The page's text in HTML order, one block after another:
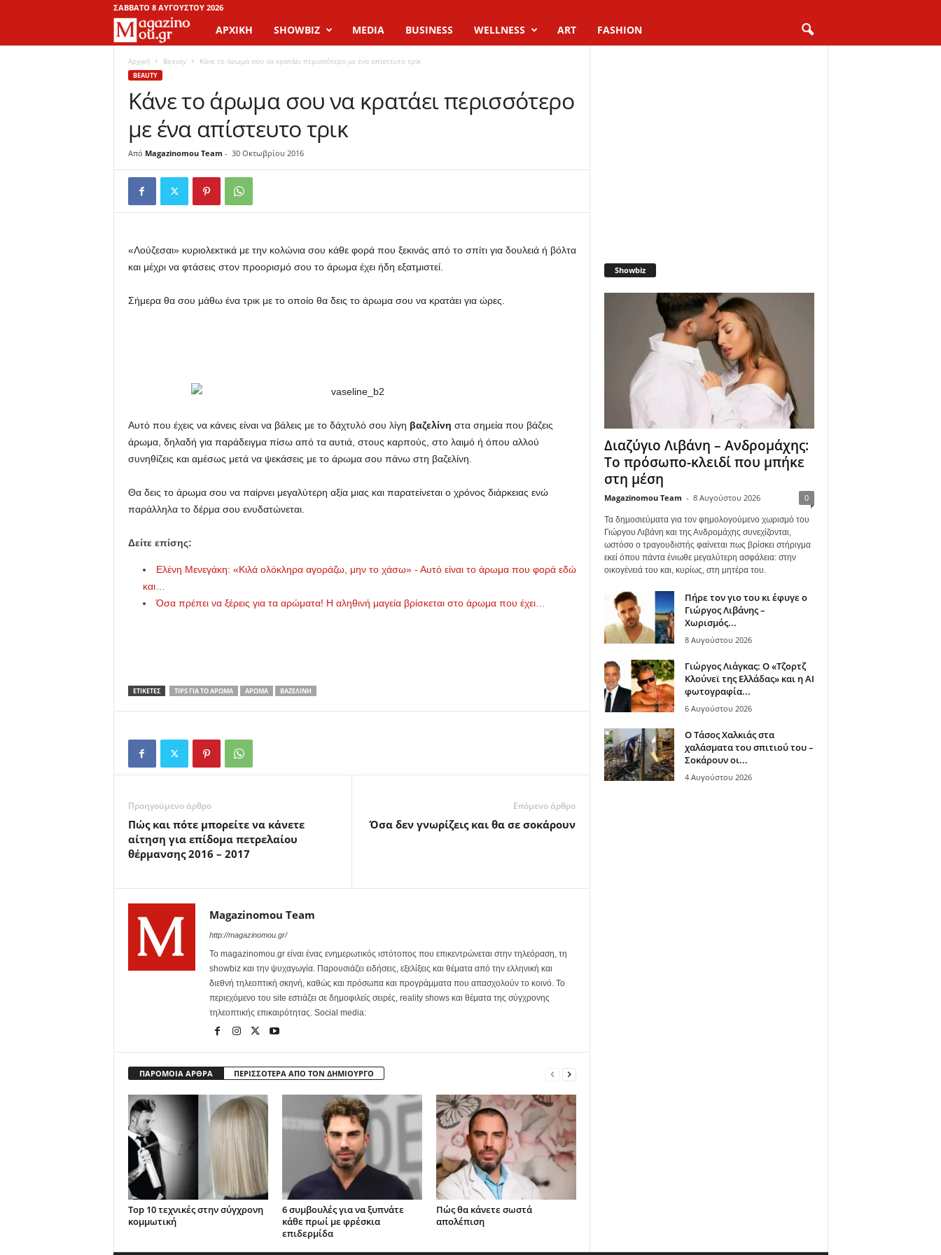
ΣΆΒΒΑΤΟ 8 ΑΥΓΟΎΣΤΟΥ 2026
a
z
n
o
o
ΑΡΧΙΚΉ SHOWBIZ MEDIA BUSINESS WELLNESS ART FASHION
Αρχική Beauty Κάνε το άρωμα σου να κρατάει περισσότερο με ένα απίστευτο τρικ
BEAUTY
Κάνε το άρωμα σου να κρατάει περισσότερο
με ένα απίστευτο τρικ
Από Magazinomou Team - 30 Οκτωβρίου 2016
«Λούζεσαι» κυριολεκτικά με την κολώνια σου κάθε φορά που ξεκινάς από το σπίτι για δουλειά ή βόλτα
και μέχρι να φτάσεις στον προορισμό σου το άρωμα έχει ήδη εξατμιστεί.
Σήμερα θα σου μάθω ένα τρικ με το οποίο θα δεις το άρωμα σου να κρατάει για ώρες.
Αυτό που έχεις να κάνεις είναι να βάλεις με το δάχτυλό σου λίγη βαζελίνη στα σημεία που βάζεις
άρωμα, δηλαδή για παράδειγμα πίσω από τα αυτιά, στους καρπούς, στο λαιμό ή όπου αλλού
συνηθίζεις και αμέσως μετά να ψεκάσεις με το άρωμα σου πάνω στη βαζελίνη.
Θα δεις το άρωμα σου να παίρνει μεγαλύτερη αξία μιας και παρατείνεται ο χρόνος διάρκειας ενώ
παράλληλα το δέρμα σου ενυδατώνεται.
Δείτε επίσης:
Ελένη Μενεγάκη: «Κιλά ολόκληρα αγοράζω, μην το χάσω» - Αυτό είναι το άρωμα που φορά εδώ
και…
Όσα πρέπει να ξέρεις για τα αρώματα! Η αληθινή μαγεία βρίσκεται στο άρωμα που έχει…
ΕΤΙΚΕΤΕΣ TIPS ΓΙΑ ΤΟ ΆΡΩΜΑ ΆΡΩΜΑ ΒΑΖΕΛΊΝΗ
Προηγούμενο άρθρο
Πώς και πότε μπορείτε να κάνετε
αίτηση για επίδομα πετρελαίου
θέρμανσης 2016 – 2017
Επόμενο άρθρο
Όσα δεν γνωρίζεις και θα σε σοκάρουν
Magazinomou Team
http://magazinomou.gr/
Το magazinomou.gr είναι ένας ενημερωτικός ιστότοπος που επικεντρώνεται στην τηλεόραση, τη
showbiz και την ψυχαγωγία. Παρουσιάζει ειδήσεις, εξελίξεις και θέματα από την ελληνική και
διεθνή τηλεοπτική σκηνή, καθώς και πρόσωπα και προγράμματα που απασχολούν το κοινό. Το
περιεχόμενο του site εστιάζει σε δημοφιλείς σειρές, reality shows και θέματα της σύγχρονης
τηλεοπτικής επικαιρότητας. Social media:
ΠΑΡΟΜΟΙΑ ΑΡΘΡΑ ΠΕΡΙΣΣΟΤΕΡΑ ΑΠΟ ΤΟΝ ΔΗΜΙΟΥΡΓΟ
Top 10 τεχνικές στην σύγχρονη
κομμωτική
6 συμβουλές για να ξυπνάτε
κάθε πρωί με φρέσκια
επιδερμίδα
Πώς θα κάνετε σωστά
απολέπιση
Showbiz
Διαζύγιο Λιβάνη – Ανδρομάχης:
Το πρόσωπο-κλειδί που μπήκε
στη μέση
Magazinomou Team - 8 Αυγούστου 2026 0
Τα δημοσιεύματα για τον φημολογούμενο χωρισμό του
Γιώργου Λιβάνη και της Ανδρομάχης συνεχίζονται,
ωστόσο ο τραγουδιστής φαίνεται πως βρίσκει στήριγμα
εκεί όπου πάντα ένιωθε μεγαλύτερη ασφάλεια: στην
οικογένειά του και, κυρίως, στη μητέρα του.
Πήρε τον γιο του κι έφυγε ο
Γιώργος Λιβάνης –
Χωρισμός...
8 Αυγούστου 2026
Γιώργος Λιάγκας: Ο «Τζορτζ
Κλούνεϊ της Ελλάδας» και η AI
φωτογραφία...
6 Αυγούστου 2026
Ο Τάσος Χαλκιάς στα
χαλάσματα του σπιτιού του –
Σοκάρουν οι...
4 Αυγούστου 2026